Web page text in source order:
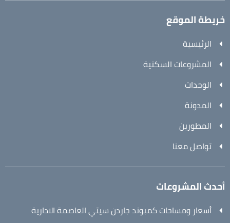
خريطة الموقع
الرئيسية
المشروعات السكنية
الوحدات
المدونة
المطورين
تواصل معنا
أحدث المشروعات
أسعار ومساحات كمبوند جاردن سيتي العاصمة الادارية